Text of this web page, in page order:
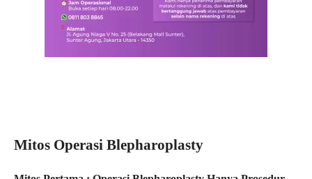
Mitos Operasi Blepharoplasty